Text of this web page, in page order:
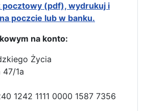
pocztowy (pdf), wydrukuj i
poczcie lub w banku.
na konto:
Życia
47/1a
1242 1111 0000 1587 7356